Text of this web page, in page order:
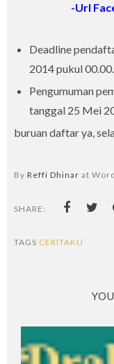
-Url
Deadline
2014 pukul 00.00.
Pengumuman
tanggal 25 Mei
buruan daftar ya,
By Reffi Dhinar at
SHARE:
TAGS CERITAKU